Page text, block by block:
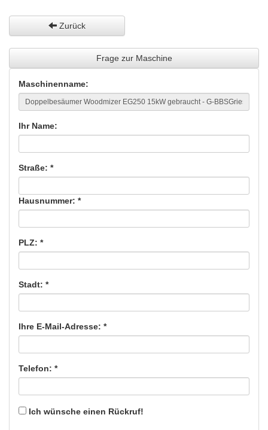
Zurück
Frage zur Maschine
Maschinenname:
Ihr Name:
Straße: *
Hausnummer: *
PLZ: *
Stadt: *
Ihre E-Mail-Adresse: *
Telefon: *
Ich wünsche einen Rückruf!